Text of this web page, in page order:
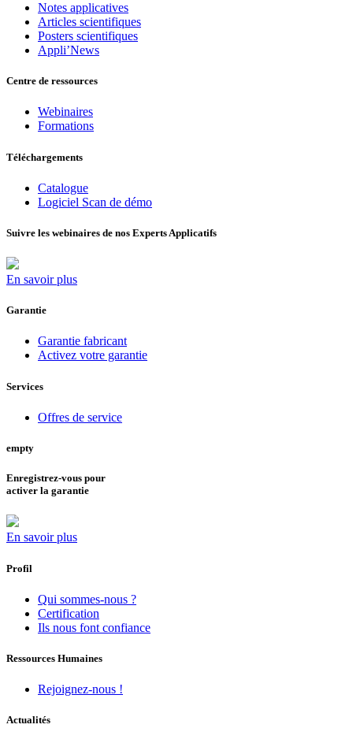
Notes applicatives
Articles scientifiques
Posters scientifiques
Appli’News
Centre de ressources
Webinaires
Formations
Téléchargements
Catalogue
Logiciel Scan de démo
Suivre les webinaires de nos Experts Applicatifs
En savoir plus
Garantie
Garantie fabricant
Activez votre garantie
Services
Offres de service
empty
Enregistrez-vous pour
activer la garantie
En savoir plus
Profil
Qui sommes-nous ?
Certification
Ils nous font confiance
Ressources Humaines
Rejoignez-nous !
Actualités